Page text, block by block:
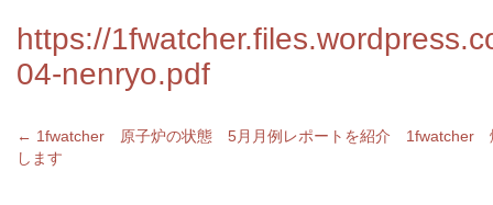
https://
04-nenryo.pdf
← 1fwatcher 原子炉の状態 5月月例レポートを紹介
します
1fwatcher